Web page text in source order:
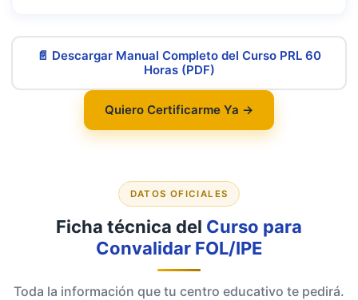
📄 Descargar Manual Completo del Curso PRL 60
Horas (PDF)
Quiero Certificarme Ya →
DATOS OFICIALES
Ficha técnica del Curso para
Convalidar FOL/IPE
Toda la información que tu centro educativo te pedirá.